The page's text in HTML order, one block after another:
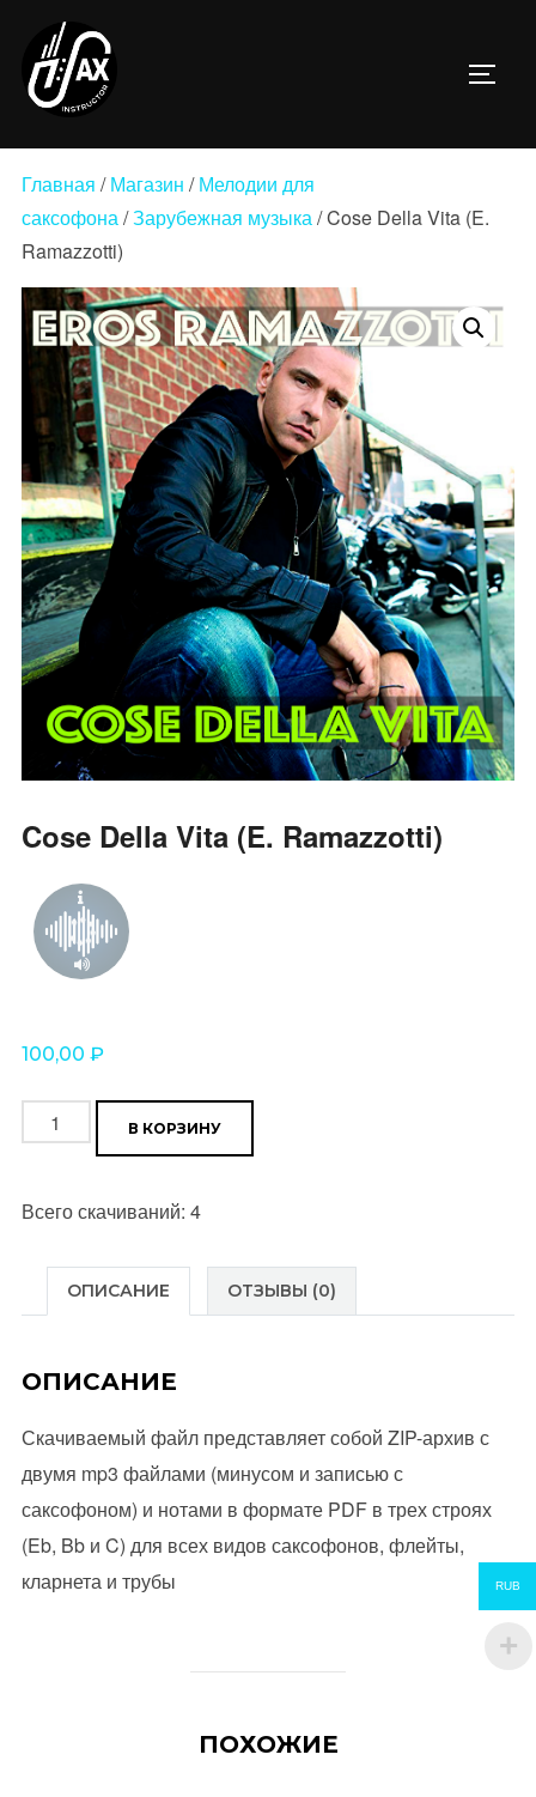
Перейти
содержимому
Главная /Магазин /Мелодии для
саксофона/Зарубежная музыка/ Cose Della Vita (E.
Ramazzotti)
Cose Della Vita (E. Ramazzotti)
100,00 ₽
Количество
товара
Della
Ramazzotti)
В КОРЗИНУ
Всего скачиваний: 4
ОПИСАНИЕ ОТЗЫВЫ (0)
ОПИСАНИЕ
Скачиваемый файл представляет собой ZIP-архив с
двумя mp3 файлами (минусом и записью с
саксофоном) и нотами в формате PDF в трех строях
(Eb, Bb и C) для всех видов саксофонов, флейты,
кларнета и трубы
ПОХОЖИЕ
RUB